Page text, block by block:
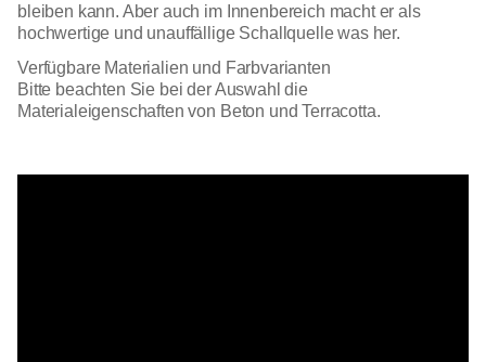
bleiben kann. Aber auch im Innenbereich macht er als
hochwertige und unauffällige Schallquelle was her.
Verfügbare Materialien und Farbvarianten
Bitte beachten Sie bei der Auswahl die
Materialeigenschaften von Beton und Terracotta.